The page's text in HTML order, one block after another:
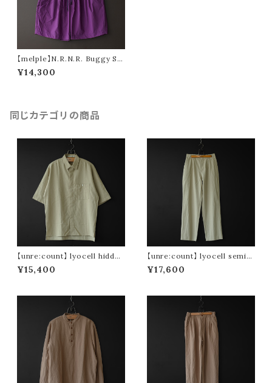
【melple】N.R.N.R. Buggy Sh
orts (purple)
¥14,300
同じカテゴリの商品
【unre:count】 lyocell hidden
placket shirt (beige)
¥15,400
【unre:count】 lyocell semi
wide pants (beige)
¥17,600